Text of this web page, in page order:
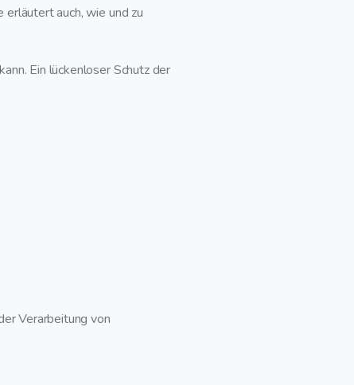
auch, wie und zu
Ein lückenloser Schutz der
Verarbeitung von